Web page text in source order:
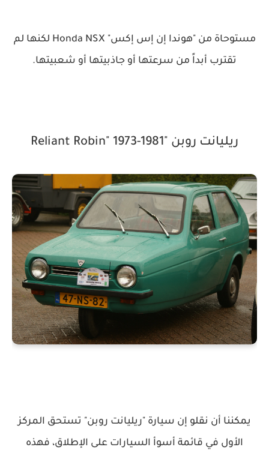
مستوحاة من "هوندا إن إس إكس" Honda NSX لكنها لم
تقترب أبداً من سرعتها أو جاذبيتها أو شعبيتها.
ريليانت روبن "Reliant Robin" 1973-1981
يمكننا أن نقلو إن سيارة "ريليانت روبن" تستحق المركز
الأول في قائمة أسوأ السيارات على الإطلاق، فهذه